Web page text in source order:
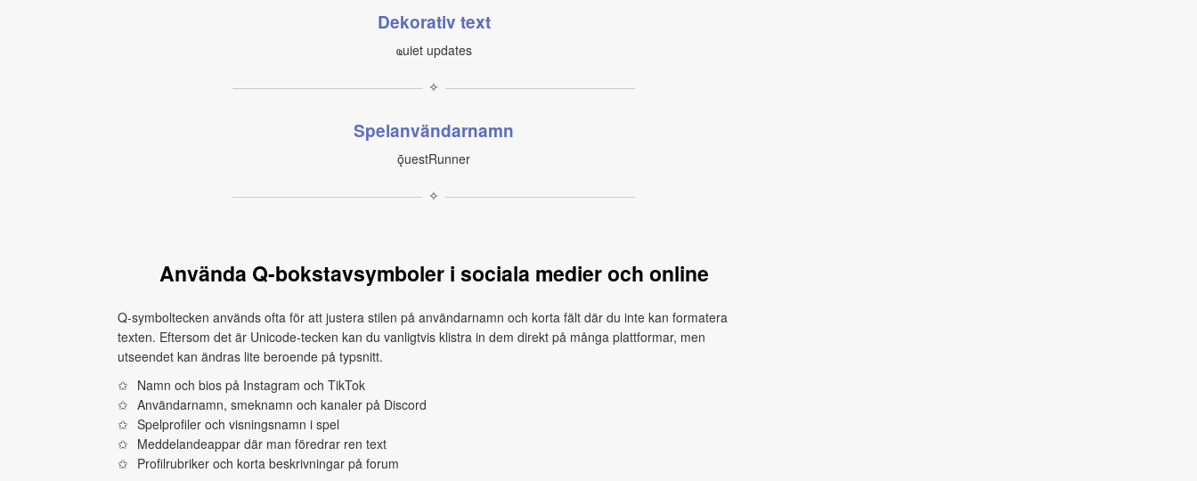
Dekorativ text
ҩuiet updates
✧
Spelanvändarnamn
ǭuestRunner
✧
Använda Q-bokstavsymboler i sociala medier och online
Q-symboltecken används ofta för att justera stilen på användarnamn och korta fält där du inte kan formatera
texten. Eftersom det är Unicode-tecken kan du vanligtvis klistra in dem direkt på många plattformar, men
utseendet kan ändras lite beroende på typsnitt.
Namn och bios på Instagram och TikTok
Användarnamn, smeknamn och kanaler på Discord
Spelprofiler och visningsnamn i spel
Meddelandeappar där man föredrar ren text
Profilrubriker och korta beskrivningar på forum